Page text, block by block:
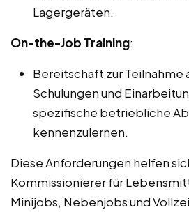
Lagergeräten.
On-the-Job Training:
Bereitschaft zur Teilnahme
Schulungen und
spezifische betriebliche
kennenzulernen.
Diese Anforderungen helfen
Kommissionierer für
Minijobs, Nebenjobs und